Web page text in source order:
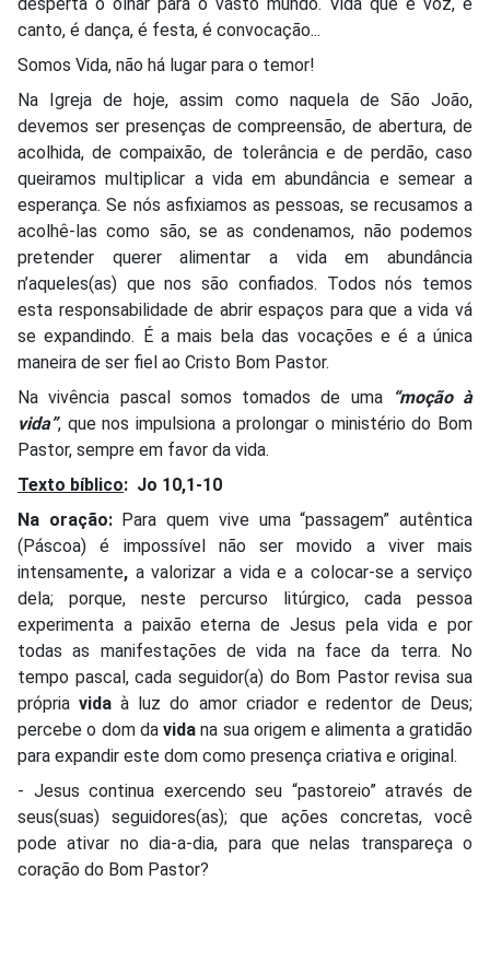
desperta o olhar para o vasto mundo. Vida que é voz, é
canto, é dança, é festa, é convocação...
Somos Vida, não há lugar para o temor!
Na Igreja de hoje, assim como naquela de São João,
devemos ser presenças de compreensão, de abertura, de
acolhida, de compaixão, de tolerância e de perdão, caso
queiramos multiplicar a vida em abundância e semear a
esperança. Se nós asfixiamos as pessoas, se recusamos a
acolhê-las como são, se as condenamos, não podemos
pretender querer alimentar a vida em abundância
n’aqueles(as) que nos são confiados. Todos nós temos
esta responsabilidade de abrir espaços para que a vida vá
se expandindo. É a mais bela das vocações e é a única
maneira de ser fiel ao Cristo Bom Pastor.
Na vivência pascal somos tomados de uma
“moção à
vida”, que nos impulsiona a prolongar o ministério do Bom
Pastor, sempre em favor da vida.
Texto bíblico: Jo 10,1-10
Na oração: Para quem vive uma “passagem” autêntica
(Páscoa) é impossível não ser movido a viver mais
intensamente, a valorizar a vida e a colocar-se a serviço
dela; porque, neste percurso litúrgico, cada pessoa
experimenta a paixão eterna de Jesus pela vida e por
todas as manifestações de vida na face da terra. No
tempo pascal, cada seguidor(a) do Bom Pastor revisa sua
própriavida à luz do amor criador e redentor de Deus;
percebe o dom davida na sua origem e alimenta a gratidão
para expandir este dom como presença criativa e original.
- Jesus continua exercendo seu “pastoreio” através de
seus(suas) seguidores(as); que ações concretas, você
pode ativar no dia-a-dia, para que nelas transpareça o
coração do Bom Pastor?